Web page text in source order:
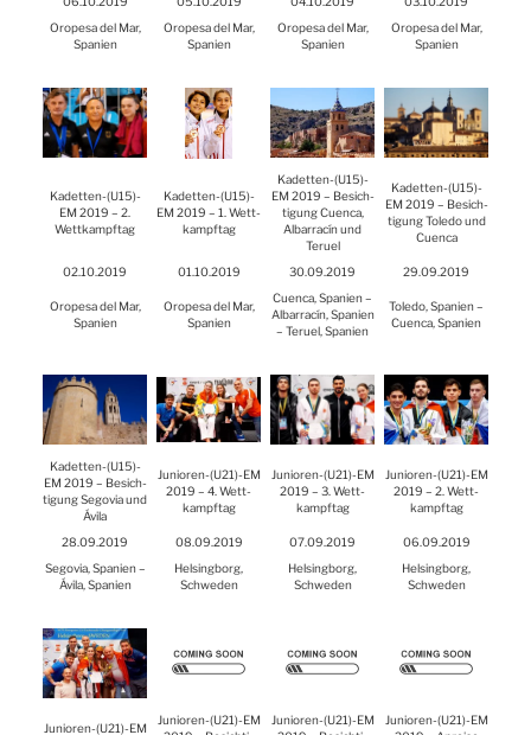
Oro­pe­sa del Mar,
Spa­ni­en
Oro­pe­sa del Mar,
Spa­ni­en
Oro­pe­sa del Mar,
Spa­ni­en
Oro­pe­sa del Mar,
Spa­ni­en
Kadetten-(U15)-
EM 2019 – 2.
Wett­kampf­tag
Kadetten-(U15)-
EM 2019 – 1. Wett­
kampf­tag
Kadetten-(U15)-
EM 2019 – Besich­
ti­gung Cuen­ca,
Albar­r­acín und
Teruel
Kadetten-(U15)-
EM 2019 – Besich­
ti­gung Tole­do und
Cuen­ca
02.10.2019 01.10.2019 30.09.2019 29.09.2019
Oro­pe­sa del Mar,
Spa­ni­en
Oro­pe­sa del Mar,
Spa­ni­en
Cuen­ca, Spa­ni­en –
Albar­r­acín, Spa­ni­en
– Teruel, Spa­ni­en
Tole­do, Spa­ni­en –
Cuen­ca, Spa­ni­en
Kadetten-(U15)-
EM 2019 – Besich­
ti­gung Sego­via und
Ávi­la
Junioren-(U21)-EM
2019 – 4. Wett­
kampf­tag
Junioren-(U21)-EM
2019 – 3. Wett­
kampf­tag
Junioren-(U21)-EM
2019 – 2. Wett­
kampf­tag
28.09.2019 08.09.2019 07.09.2019
06.09.2019
Sego­via, Spa­ni­en –
Ávi­la, Spa­ni­en
Hel­sing­borg,
Schwe­den
Hel­sing­borg,
Schwe­den
Hel­sing­borg,
Schwe­den
Junioren-(U21)-EM
Junioren-(U21)-EM
Junioren-(U21)-EM
Junioren-(U21)-EM